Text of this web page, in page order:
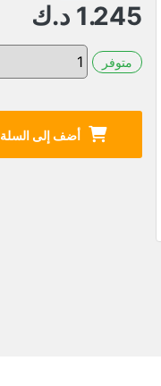
1.245 د.ك
متوفر
أضف إلى السلة